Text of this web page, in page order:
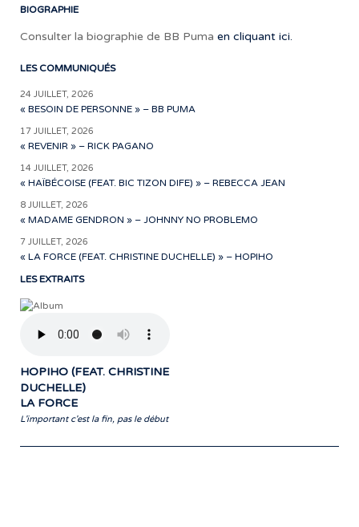
BIOGRAPHIE
Consulter la biographie de BB Puma en cliquant ici.
LES COMMUNIQUÉS
24 JUILLET, 2026
« BESOIN DE PERSONNE » – BB PUMA
17 JUILLET, 2026
« REVENIR » – RICK PAGANO
14 JUILLET, 2026
« HAÏBÉCOISE (FEAT. BIC TIZON DIFE) » – REBECCA JEAN
8 JUILLET, 2026
« MADAME GENDRON » – JOHNNY NO PROBLEMO
7 JUILLET, 2026
« LA FORCE (FEAT. CHRISTINE DUCHELLE) » – HOPIHO
LES EXTRAITS
HOPIHO (FEAT. CHRISTINE
DUCHELLE)
LA FORCE
L'important c'est la fin, pas le début